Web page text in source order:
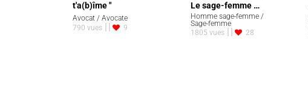
t'a(b)îme "
Avocat / Avocate
790 vues
9
Le sage-femme …
Homme sage-femme /
Sage-femme
1805 vues
28